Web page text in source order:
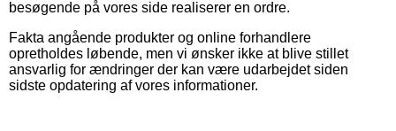
besøgende på vores side realiserer en ordre.
Fakta angående produkter og online forhandlere
opretholdes løbende, men vi ønsker ikke at blive stillet
ansvarlig for ændringer der kan være udarbejdet siden
sidste opdatering af vores informationer.